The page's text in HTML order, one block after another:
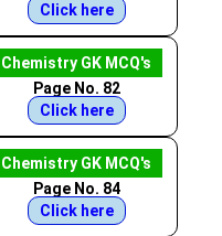
Click here
Chemistry GK MCQ's
Page No. 82
Click here
Chemistry GK MCQ's
Page No. 84
Click here